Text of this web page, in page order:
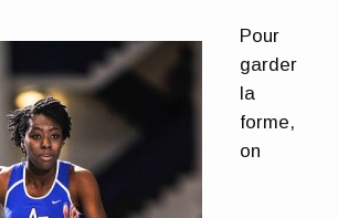
Pour
garder
la
forme,
on